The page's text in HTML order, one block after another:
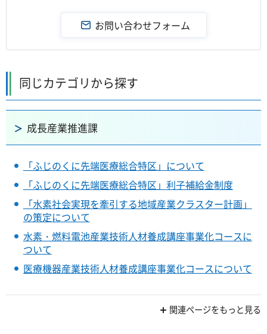
同じカテゴリから探す
成長産業推進課
「ふじのくに先端医療総合特区」について
「ふじのくに先端医療総合特区」利子補給金制度
「水素社会実現を牽引する地域産業クラスター計画」
の策定について
水素・燃料電池産業技術人材養成講座事業化コースに
ついて
医療機器産業技術人材養成講座事業化コースについて
関連ページをもっと見る